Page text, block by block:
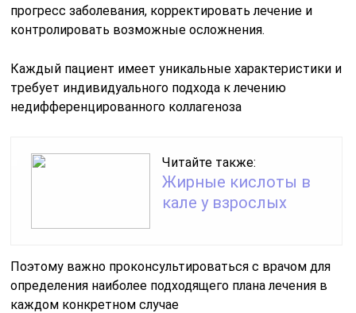
прогресс заболевания, корректировать лечение и
контролировать возможные осложнения.
Каждый пациент имеет уникальные характеристики и
требует индивидуального подхода к лечению
недифференцированного коллагеноза
Читайте также:
Жирные кислоты в
кале у взрослых
Поэтому важно проконсультироваться с врачом для
определения наиболее подходящего плана лечения в
каждом конкретном случае